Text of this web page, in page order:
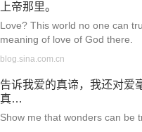
上帝那里。
Love? This world no one can
meaning of love of God there.
blog.sina.com.cn
告诉我爱的真谛，我还对爱
真…
Show me that wonders can be